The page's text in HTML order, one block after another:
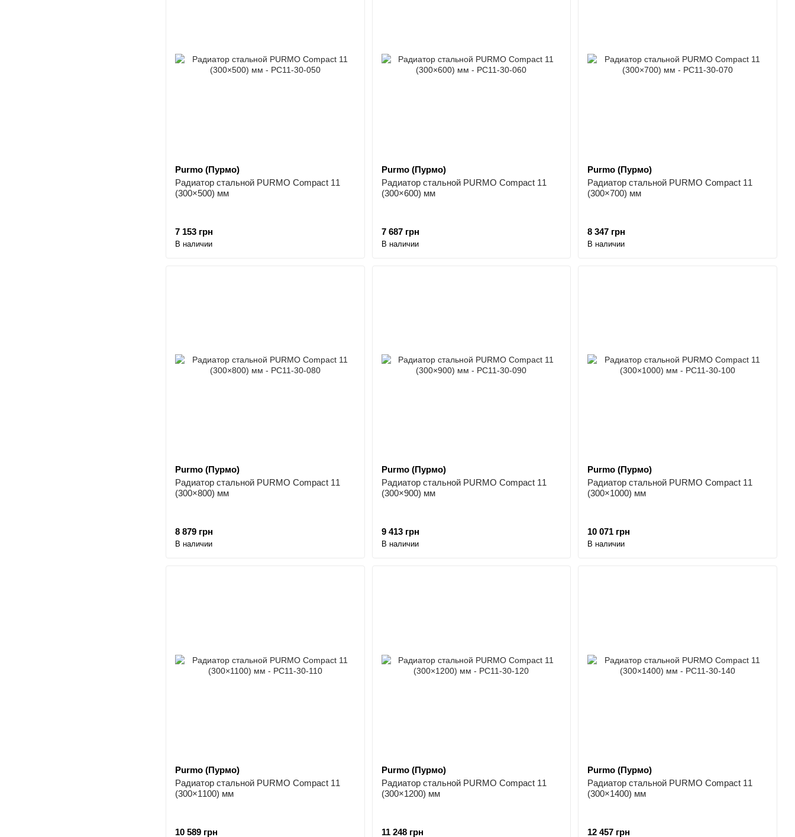
Purmo (Пурмо)
Радиатор стальной PURMO Compact 11
(300×500) мм
7 153 грн
В наличии
Purmo (Пурмо)
Радиатор стальной PURMO Compact 11
(300×600) мм
7 687 грн
В наличии
Purmo (Пурмо)
Радиатор стальной PURMO Compact 11
(300×700) мм
8 347 грн
В наличии
Purmo (Пурмо)
Радиатор стальной PURMO Compact 11
(300×800) мм
8 879 грн
В наличии
Purmo (Пурмо)
Радиатор стальной PURMO Compact 11
(300×900) мм
9 413 грн
В наличии
Purmo (Пурмо)
Радиатор стальной PURMO Compact 11
(300×1000) мм
10 071 грн
В наличии
Purmo (Пурмо)
Радиатор стальной PURMO Compact 11
(300×1100) мм
10 589 грн
Purmo (Пурмо)
Радиатор стальной PURMO Compact 11
(300×1200) мм
11 248 грн
Purmo (Пурмо)
Радиатор стальной PURMO Compact 11
(300×1400) мм
12 457 грн